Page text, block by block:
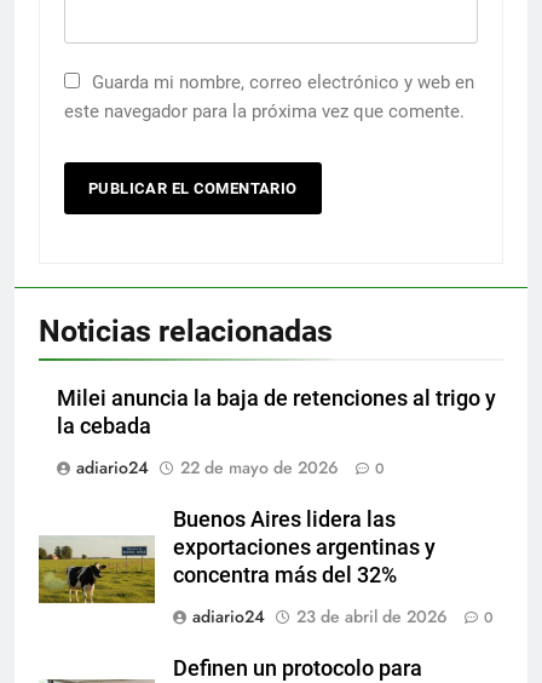
Guarda mi nombre, correo electrónico y web en
este navegador para la próxima vez que comente.
Noticias relacionadas
Milei anuncia la baja de retenciones al trigo y
la cebada
adiario24
22 de mayo de 2026 0
Buenos Aires lidera las
exportaciones argentinas y
concentra más del 32%
adiario24
23 de abril de 2026 0
Definen un protocolo para